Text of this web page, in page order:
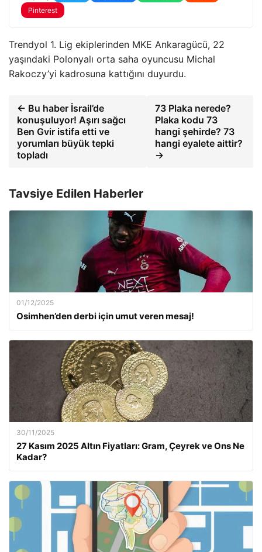
Pinterest
Trendyol 1. Lig ekiplerinden MKE Ankaragücü, 22
yaşındaki Polonyalı orta saha oyuncusu Michal
Rakoczy’yi kadrosuna kattığını duyurdu.
← Bu haber İsrail’de
konuşuluyor! Aşırı sağcı
Ben Gvir istifa etti ve
yorumları büyük tepki
topladı
73 Plaka nerede?
Plaka kodu 73
hangi şehirde? 73
hangi eyalete aittir?
→
Tavsiye Edilen Haberler
01/12/2025
Osimhen’den derbi için umut veren mesaj!
30/11/2025
27 Kasım 2025 Altın Fiyatları: Gram, Çeyrek ve Ons Ne
Kadar?